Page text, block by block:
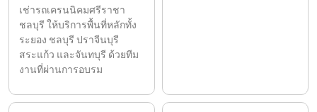
เช่ารถเครนนิคมศรีราชา
ชลบุรี ให้บริการพื้นที่หลักทั้ง
ระยอง ชลบุรี ปราจีนบุรี
สระแก้ว และจันทบุรี ด้วยทีม
งานที่ผ่านการอบรม